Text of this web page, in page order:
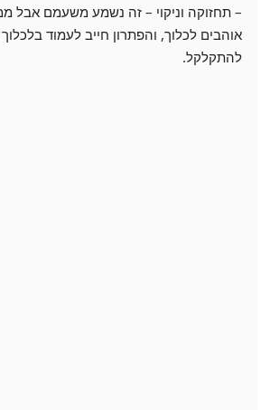
– תחזוקה וניקוי – זה נשמע משעמם אבל
אוהבים לכלוך, והפתרון חייב לעמוד
להתקלקל.